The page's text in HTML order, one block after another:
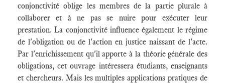
conjonctivité oblige les membres de la partie plurale à
collaborer et à ne pas se nuire pour exécuter leur
prestation. La conjonctivité influence également le régime
de l'obligation ou de l'action en justice naissant de l'acte.
Par l'enrichissement qu'il apporte à la théorie générale des
obligations, cet ouvrage intéressera étudiants, enseignants
et chercheurs. Mais les multiples applications pratiques de